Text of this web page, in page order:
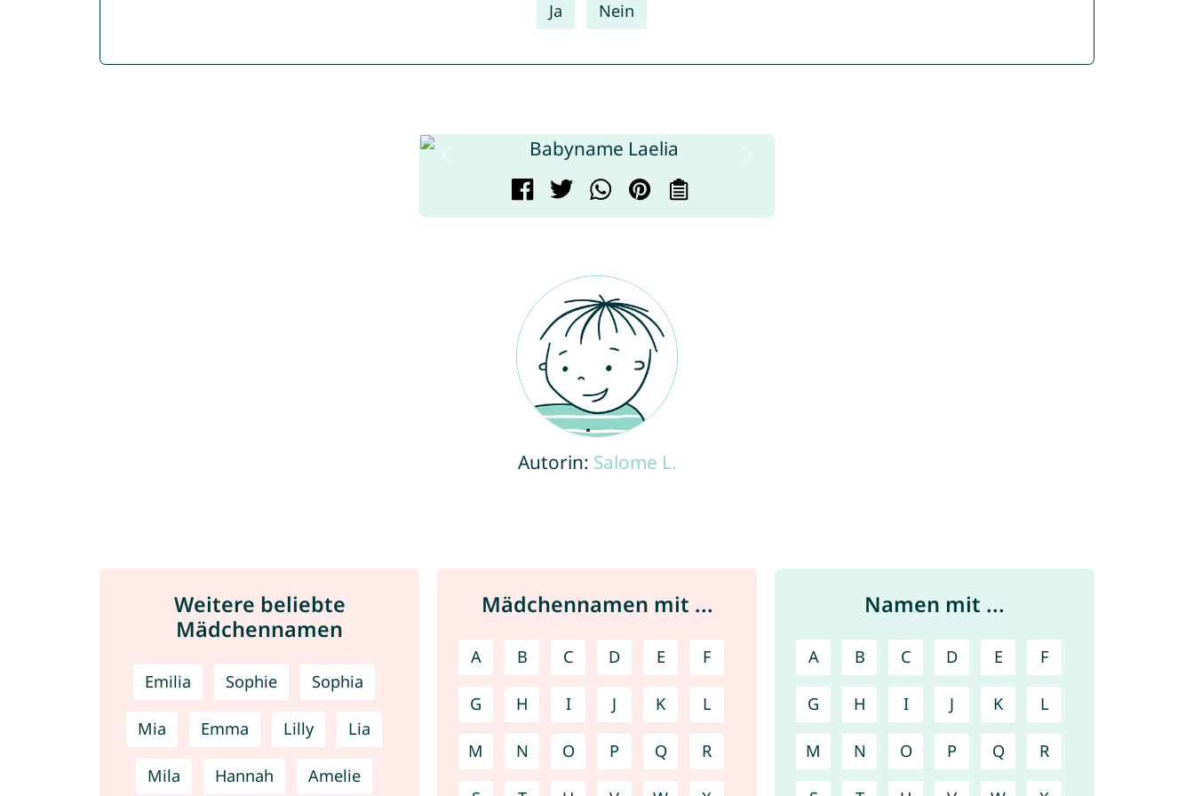
Ja Nein
Autorin: Salome L.
Weitere beliebte
Mädchennamen
Emilia Sophie Sophia
Mia Emma Lilly Lia
Mila Hannah Amelie
Mädchennamen mit ...
A B C D E F
G H I J K L
M N O P Q R
Namen mit ...
A B C D E F
G H I J K L
M N O P Q R